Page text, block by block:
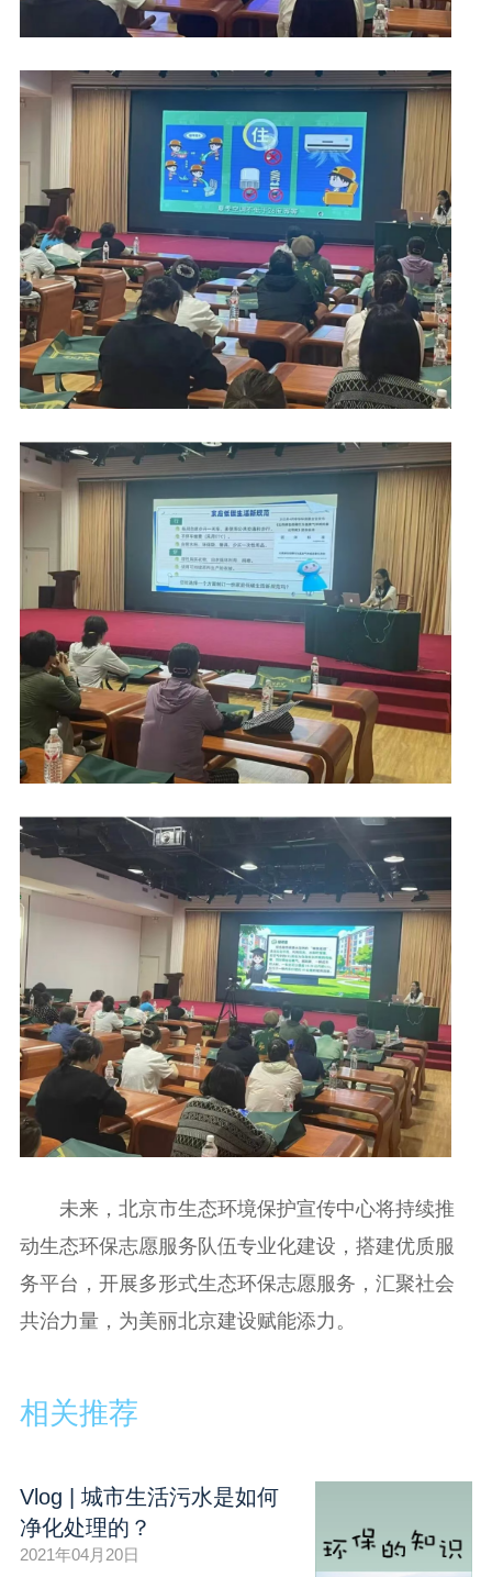
未来，北京市生态环境保护宣传中心将持续推
动生态环保志愿服务队伍专业化建设，搭建优质服
务平台，开展多形式生态环保志愿服务，汇聚社会
共治力量，为美丽北京建设赋能添力。
相关推荐
Vlog | 城市生活污水是如何
净化处理的？
2021年04月20日